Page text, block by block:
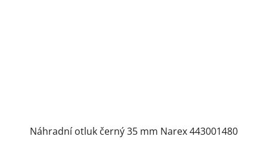
Náhradní otluk černý 35 mm Narex 443001480